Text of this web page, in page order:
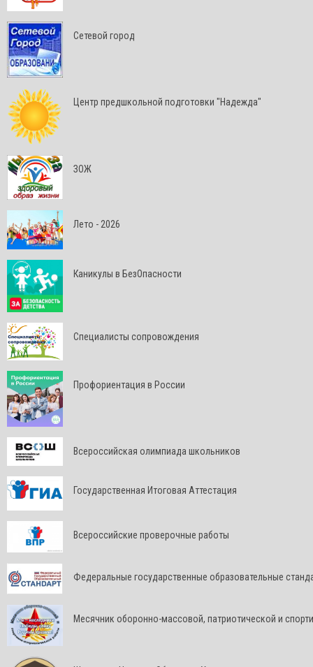
Сетевой город
Центр предшкольной подготовки "Надежда"
ЗОЖ
Лето - 2026
Каникулы в БезОпасности
Специалисты сопровождения
Профориентация в России
Всероссийская олимпиада школьников
Государственная Итоговая Аттестация
Всероссийские проверочные работы
Федеральные государственные образовательные
Месячник оборонно-массовой, патриотической и